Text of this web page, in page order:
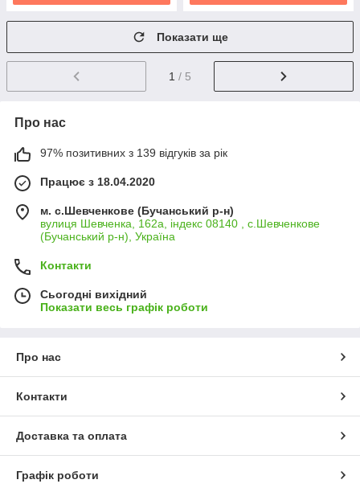
Показати ще
1 / 5
Про нас
97% позитивних з 139 відгуків за рік
Працює з 18.04.2020
м. с.Шевченкове (Бучанський р-н)
вулиця Шевченка, 162а, індекс 08140 , с.Шевченкове
(Бучанський р-н), Україна
Контакти
Сьогодні вихідний
Показати весь графік роботи
Про нас
Контакти
Доставка та оплата
Графік роботи